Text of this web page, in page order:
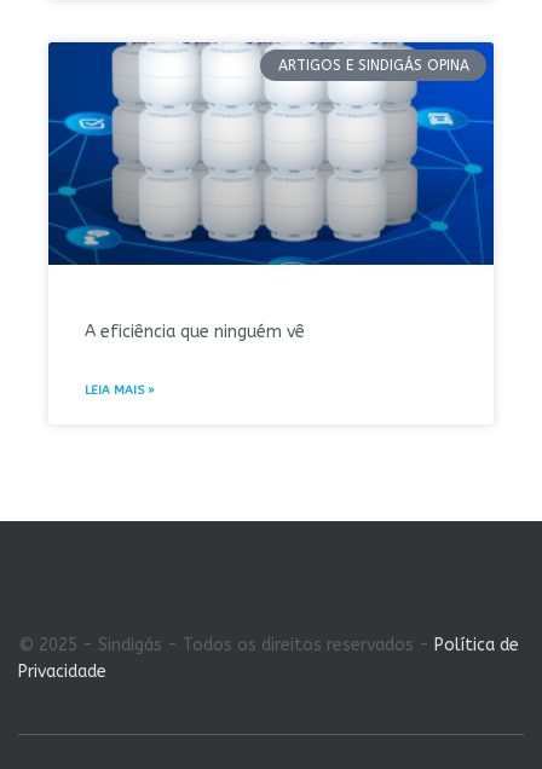
ARTIGOS E SINDIGÁS OPINA
A eficiência que ninguém vê
LEIA MAIS »
© 2025 - Sindigás - Todos os direitos reservados - Política de
Privacidade